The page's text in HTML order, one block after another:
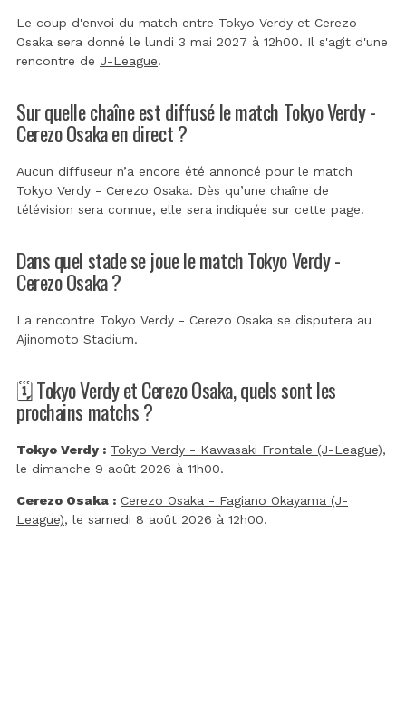
Le coup d'envoi du match entre Tokyo Verdy et Cerezo
Osaka sera donné le lundi 3 mai 2027 à 12h00. Il s'agit d'une
rencontre de J-League.
Sur quelle chaîne est diffusé le match Tokyo Verdy -
Cerezo Osaka en direct ?
Aucun diffuseur n’a encore été annoncé pour le match
Tokyo Verdy - Cerezo Osaka. Dès qu’une chaîne de
télévision sera connue, elle sera indiquée sur cette page.
Dans quel stade se joue le match Tokyo Verdy -
Cerezo Osaka ?
La rencontre Tokyo Verdy - Cerezo Osaka se disputera au
Ajinomoto Stadium.
🗓️ Tokyo Verdy et Cerezo Osaka, quels sont les
prochains matchs ?
Tokyo Verdy : Tokyo Verdy - Kawasaki Frontale (J-League),
le dimanche 9 août 2026 à 11h00.
Cerezo Osaka : Cerezo Osaka - Fagiano Okayama (J-
League), le samedi 8 août 2026 à 12h00.